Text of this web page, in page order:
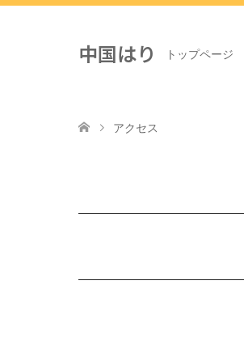
中国はり トップページ
アクセス